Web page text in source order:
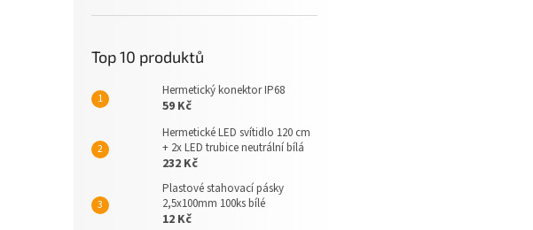
Top 10 produktů
Hermetický konektor IP68
59 Kč
Hermetické LED svítidlo 120 cm
+ 2x LED trubice neutrální bílá
232 Kč
Plastové stahovací pásky
2,5x100mm 100ks bílé
12 Kč